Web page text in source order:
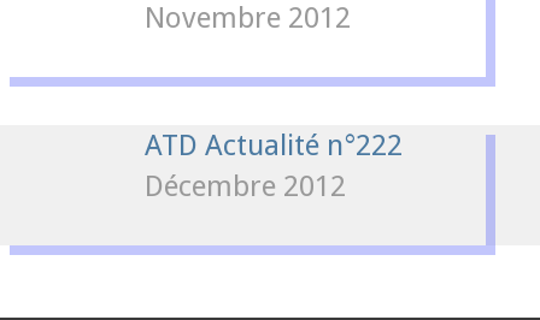
Novembre 2012
ATD Actualité n°222
Décembre 2012